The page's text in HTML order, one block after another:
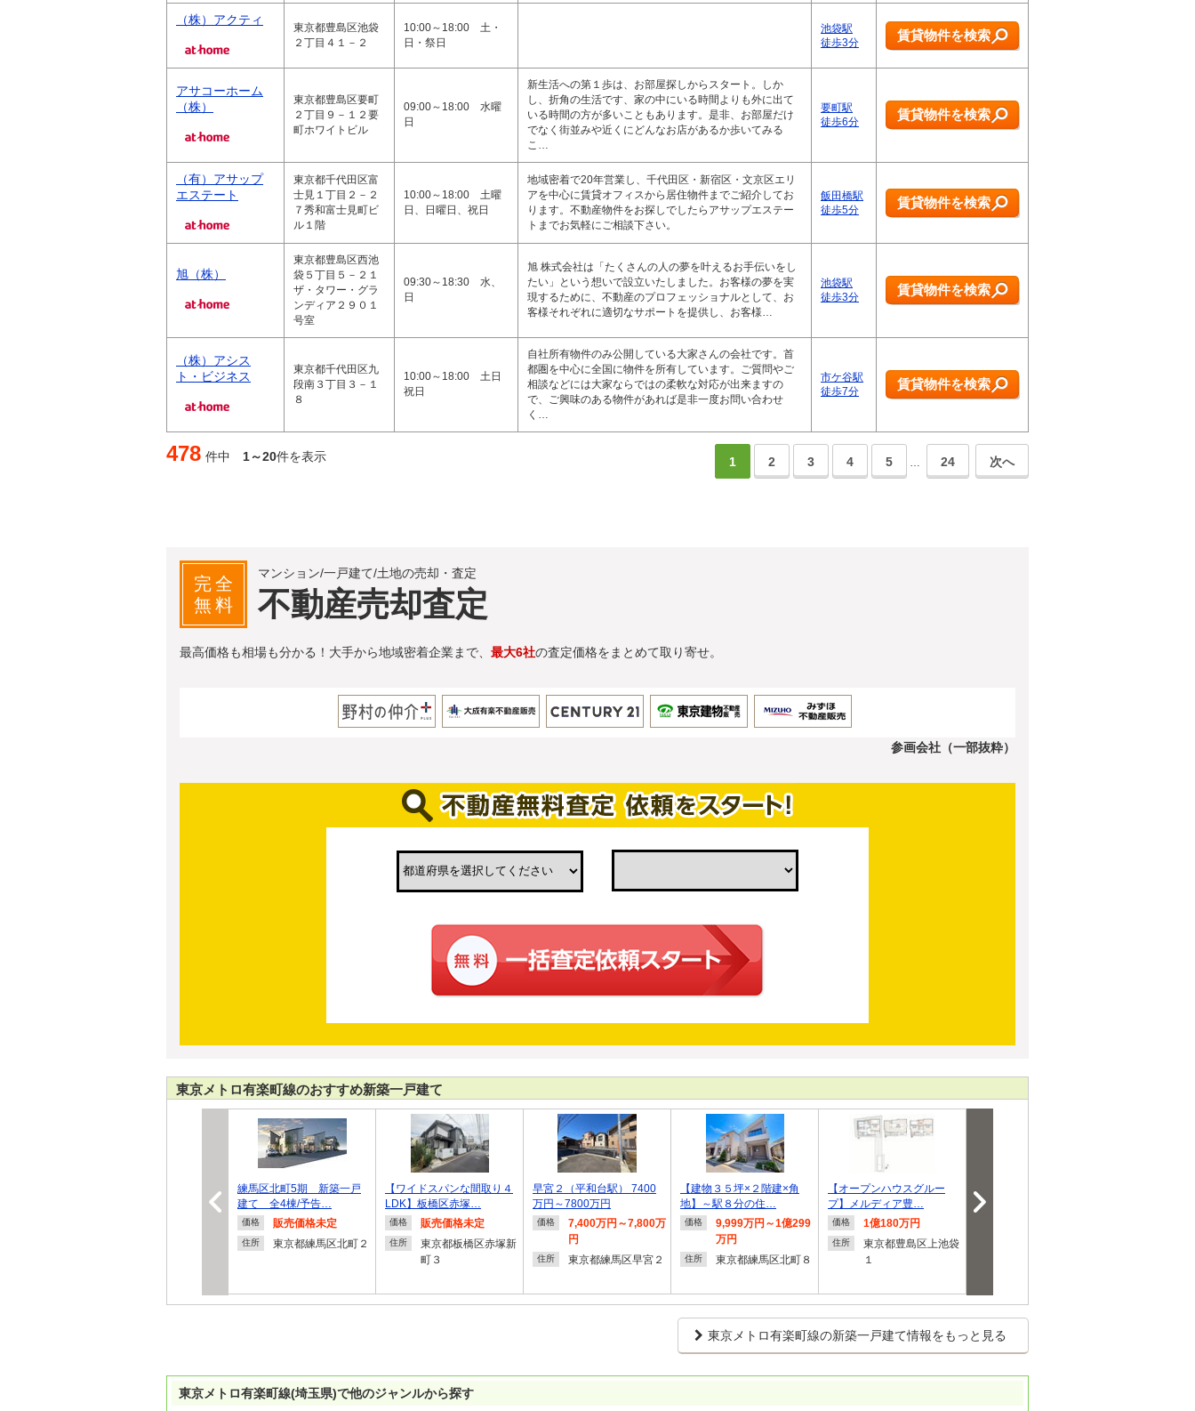
（株）アクティ
東京都豊島区池袋
２丁目４１－２
10:00～18:00 土・
日・祭日
池袋駅
徒歩3分
賃貸物件を検索
アサコーホーム
（株）
東京都豊島区要町
２丁目９－１２要
町ホワイトビル
09:00～18:00 水曜
日
新生活への第１歩は、お部屋探しからスタート。しか
し、折角の生活です、家の中にいる時間よりも外に出て
いる時間の方が多いこともあります。是非、お部屋だけ
でなく街並みや近くにどんなお店があるか歩いてみる
こ…
要町駅
徒歩6分
賃貸物件を検索
（有）アサップ
エステート
東京都千代田区富
士見１丁目２－２
７秀和富士見町ビ
ル１階
10:00～18:00 土曜
日、日曜日、祝日
地域密着で20年営業し、千代田区・新宿区・文京区エリ
アを中心に賃貸オフィスから居住物件までご紹介してお
ります。不動産物件をお探しでしたらアサップエステー
トまでお気軽にご相談下さい。
飯田橋駅
徒歩5分
賃貸物件を検索
旭（株）
東京都豊島区西池
袋５丁目５－２１
ザ・タワー・グラ
ンディア２９０１
号室
09:30～18:30 水、
日
旭 株式会社は「たくさんの人の夢を叶えるお手伝いをし
たい」という想いで設立いたしました。お客様の夢を実
現するために、不動産のプロフェッショナルとして、お
客様それぞれに適切なサポートを提供し、お客様…
池袋駅
徒歩3分
賃貸物件を検索
（株）アシス
ト・ビジネス
東京都千代田区九
段南３丁目３－１
８
10:00～18:00 土日
祝日
自社所有物件のみ公開している大家さんの会社です。首
都圏を中心に全国に物件を所有しています。ご質問やご
相談などには大家ならではの柔軟な対応が出来ますの
で、ご興味のある物件があれば是非一度お問い合わせ
く…
市ケ谷駅
徒歩7分
賃貸物件を検索
478 件中 1～20件を表示 1 2 3 4 5 … 24 次へ
完全
無料
マンション/一戸建て/土地の売却・査定
不動産売却査定
最高価格も相場も分かる！大手から地域密着企業まで、 最大6社の査定価格をまとめて取り寄せ。
参画会社（一部抜粋）
東京メトロ有楽町線のおすすめ新築一戸建て
練馬区北町5期 新築一戸
建て 全4棟/予告…
価格 販売価格未定
住所 東京都練馬区北町２
【ワイドスパンな間取り４
LDK】板橋区赤塚…
価格 販売価格未定
住所
東京都板橋区赤塚新
町３
早宮２（平和台駅） 7400
万円～7800万円
価格
7,400万円～7,800万
円
住所 東京都練馬区早宮２
【建物３５坪×２階建×角
地】～駅８分の住…
価格
9,999万円～1億299
万円
住所 東京都練馬区北町８
【オープンハウスグルー
プ】メルディア豊…
価格 1億180万円
住所
東京都豊島区上池袋
１
リビングと採光に…
東京メトロ有楽町線の新築一戸建て情報をもっと見る
東京メトロ有楽町線(埼玉県)で他のジャンルから探す